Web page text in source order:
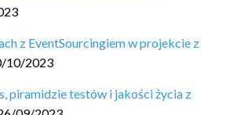
z EventSourcingiem w projekcie z
10/2023
piramidzie testów i jakości życia z